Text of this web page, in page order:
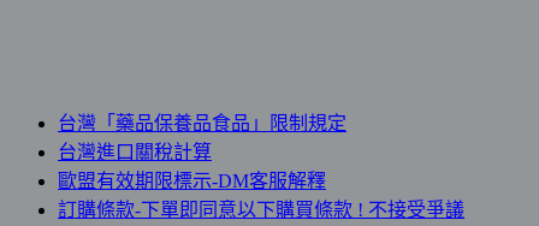
台灣「藥品保養品食品」限制規定
台灣進口關稅計算
歐盟有效期限標示-DM客服解釋
訂購條款-下單即同意以下購買條款 ! 不接受爭議